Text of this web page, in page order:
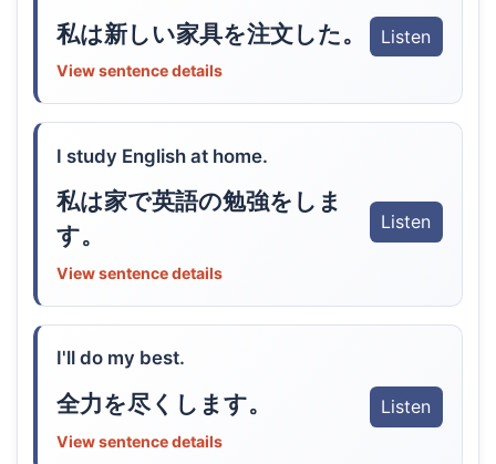
私は新しい家具を注文した。 Listen
View sentence details
I study English at home.
私は家で英語の勉強をしま
す。
Listen
View sentence details
I'll do my best.
全力を尽くします。 Listen
View sentence details